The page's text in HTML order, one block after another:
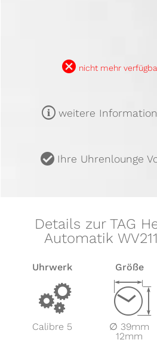
B nicht mehr
m weitere
u Ihre Uhrenlounge
Details zur TAG
Automatik
Uhrwerk
v
Calibre 5
Größe
Z
∅ 39mm
12mm